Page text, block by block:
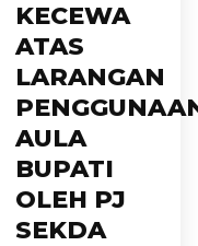
KECEWA
ATAS
LARANGAN
AULA
BUPATI
OLEH PJ
SEKDA